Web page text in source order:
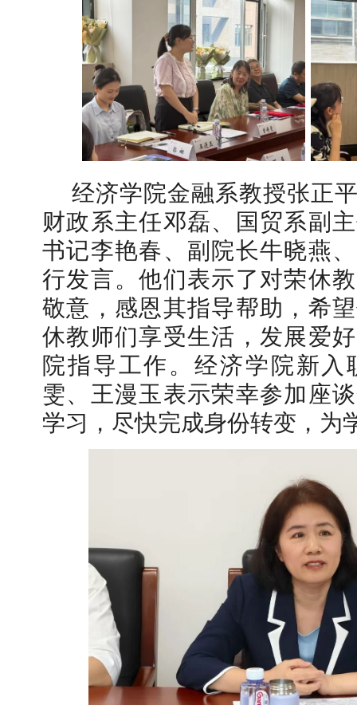
经济学院金融系教授张正
财政系主任邓磊、国贸系副
书记李艳春、副院长牛晓燕
行发言。他们表示了对荣休
敬意，感恩其指导帮助，希
休教师们享受生活，发展爱
院指导工作。经济学院新入
雯、王漫玉表示荣幸参加座
学习，尽快完成身份转变，为